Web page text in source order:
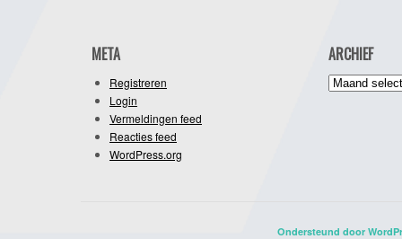
META
Registreren
Login
Vermeldingen feed
Reacties feed
WordPress.org
ARCHIEF
Archief
Ondersteund door